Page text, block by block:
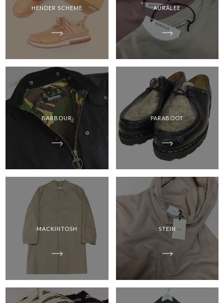
HENDER SCHEME AURALEE
BARBOUR PARABOOT
MACKINTOSH STEIN